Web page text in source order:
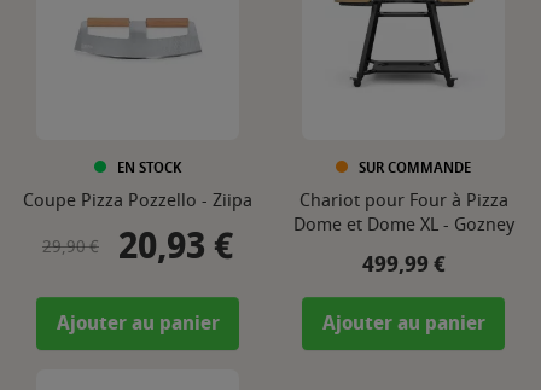
EN STOCK
Coupe Pizza Pozzello - Ziipa
Prix de base
29,90 € Prix
20,93 €
Ajouter au panier
SUR COMMANDE
Chariot pour Four à Pizza
Dome et Dome XL - Gozney
Prix
499,99 €
Ajouter au panier